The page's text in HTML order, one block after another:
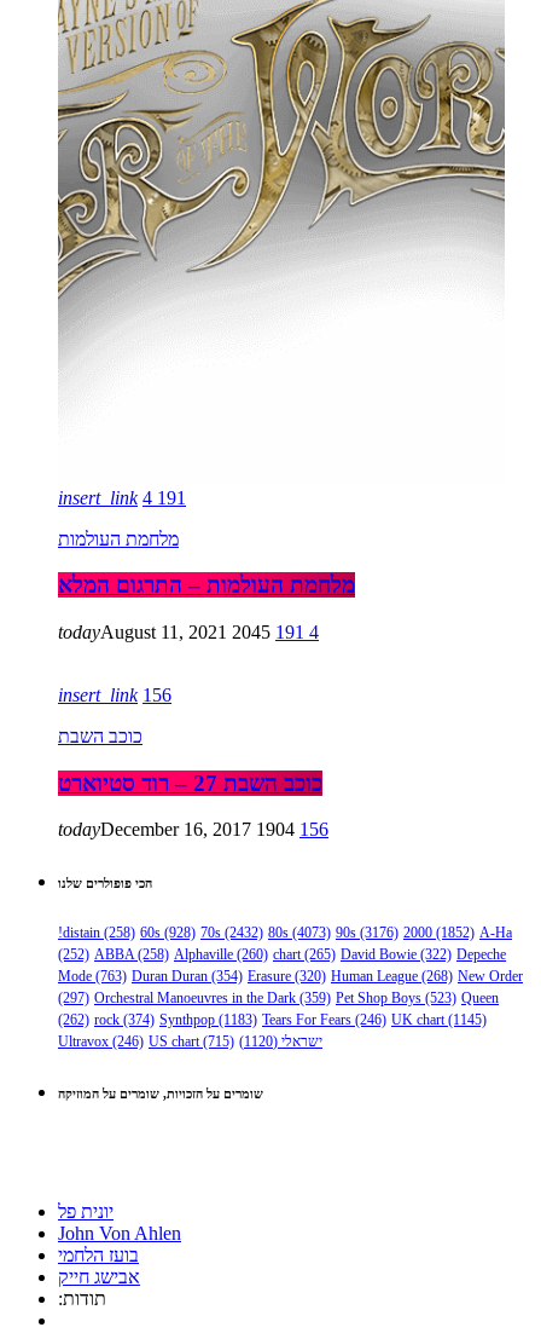
insert_link 4 191
מלחמת העולמות
מלחמת העולמות – התרגום המלא
todayAugust 11, 2021 2045 191 4
insert_link 156
כוכב השבת
כוכב השבת 27 – רוד סטיוארט
todayDecember 16, 2017 1904 156
הכי פופולרים שלנו
!distain (258) 60s (928) 70s (2432) 80s (4073) 90s (3176) 2000 (1852) A-Ha
(252) ABBA(258) Alphaville (260) chart(265) David Bowie (322) Depeche
Mode (763) Duran Duran (354) Erasure (320) Human League (268) New Order
(297) Orchestral Manoeuvres in the Dark (359) Pet Shop Boys (523) Queen
(262) rock (374) Synthpop (1183) Tears For Fears (246) UK chart(1145)
Ultravox (246) US chart(715) ישראלי (1120)
שומרים על הזכויות, שומרים על המוזיקה
יונית פל
John Von Ahlen
בועז הלחמי
אבישג חייק
:תודות